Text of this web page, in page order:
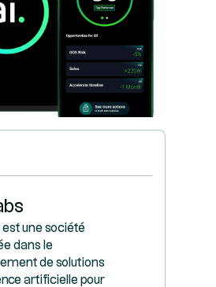
est une société
dans le
de solutions
artificielle pour